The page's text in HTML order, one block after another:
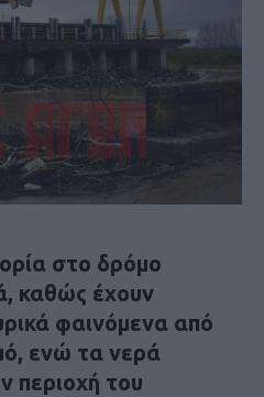
στο δρόμο
καθώς έχουν
φαινόμενα από
ενώ τα νερά
περιοχή του